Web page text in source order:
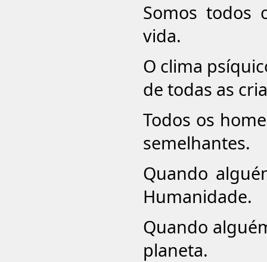
Somos todos
vida.
O clima
de todas as
Todos os
semelhantes.
Quando
Humanidade.
Quando
planeta.